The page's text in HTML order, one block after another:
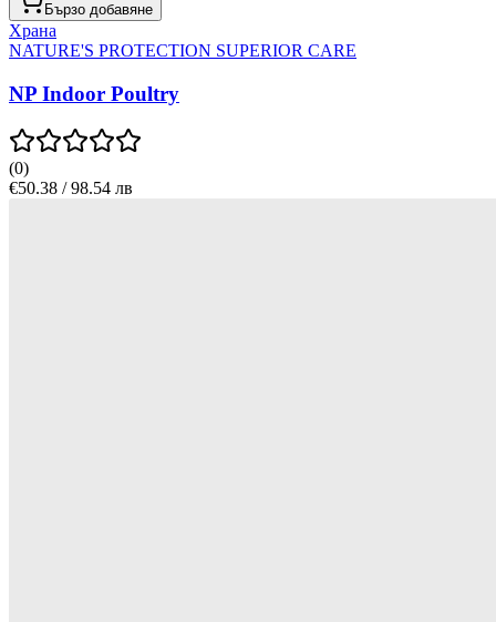
Бързо добавяне
Храна
NATURE'S PROTECTION SUPERIOR CARE
NP Indoor Poultry
(0)
€50.38 / 98.54 лв